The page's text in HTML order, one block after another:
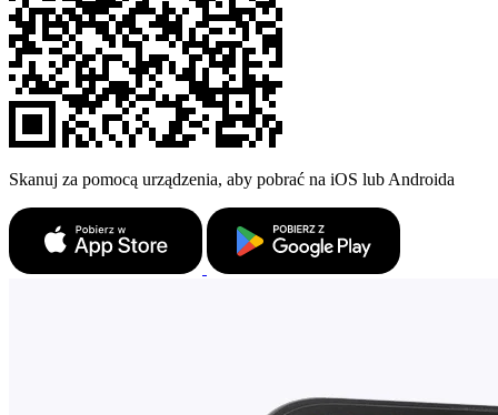
Skanuj za pomocą urządzenia, aby pobrać na iOS lub Androida